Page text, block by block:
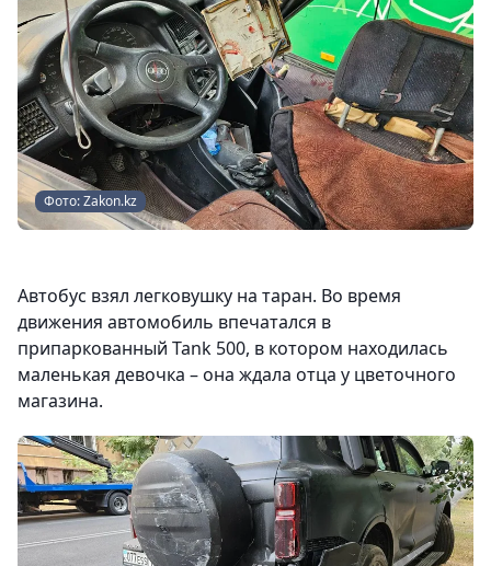
Фото: Zakon.kz
Автобус взял легковушку на таран. Во время
движения автомобиль впечатался в
припаркованный Tank 500, в котором находилась
маленькая девочка – она ждала отца у цветочного
магазина.